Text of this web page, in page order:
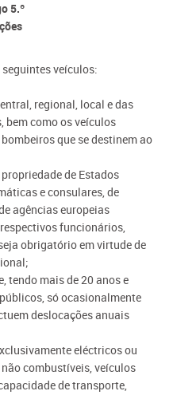
5.º
veículos:
regional, local e das
como os veículos
que se destinem ao
de Estados
e consulares, de
agências europeias
funcionários,
obrigatório em virtude de
tendo mais de 20 anos e
só ocasionalmente
deslocações anuais
eléctricos ou
combustíveis, veículos
de transporte,